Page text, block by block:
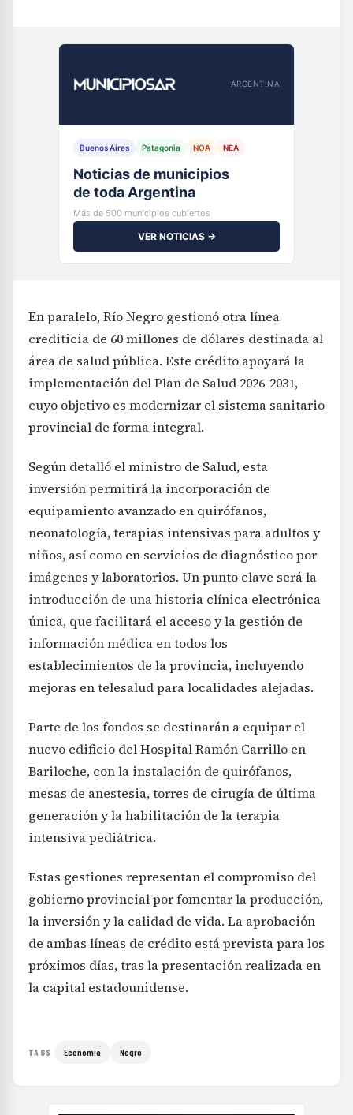
ARGENTINA
Buenos Aires Patagonia NOA NEA
Noticias de municipios
de toda Argentina
Más de 500 municipios cubiertos
VER NOTICIAS →
En paralelo, Río Negro gestionó otra línea
crediticia de 60 millones de dólares destinada al
área de salud pública. Este crédito apoyará la
implementación del Plan de Salud 2026-2031,
cuyo objetivo es modernizar el sistema sanitario
provincial de forma integral.
Según detalló el ministro de Salud, esta
inversión permitirá la incorporación de
equipamiento avanzado en quirófanos,
neonatología, terapias intensivas para adultos y
niños, así como en servicios de diagnóstico por
imágenes y laboratorios. Un punto clave será la
introducción de una historia clínica electrónica
única, que facilitará el acceso y la gestión de
información médica en todos los
establecimientos de la provincia, incluyendo
mejoras en telesalud para localidades alejadas.
Parte de los fondos se destinarán a equipar el
nuevo edificio del Hospital Ramón Carrillo en
Bariloche, con la instalación de quirófanos,
mesas de anestesia, torres de cirugía de última
generación y la habilitación de la terapia
intensiva pediátrica.
Estas gestiones representan el compromiso del
gobierno provincial por fomentar la producción,
la inversión y la calidad de vida. La aprobación
de ambas líneas de crédito está prevista para los
próximos días, tras la presentación realizada en
la capital estadounidense.
TAGS Economía Negro